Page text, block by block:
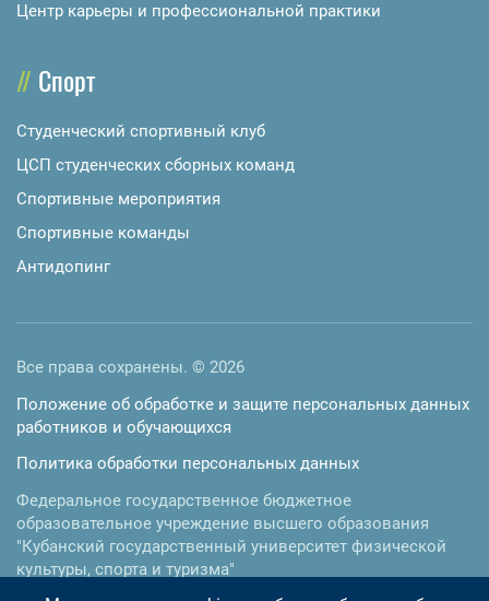
Центр карьеры и профессиональной практики
Спорт
Студенческий спортивный клуб
ЦСП студенческих сборных команд
Спортивные мероприятия
Спортивные команды
Антидопинг
Все права сохранены. © 2026
Положение об обработке и защите персональных данных
работников и обучающихся
Политика обработки персональных данных
Федеральное государственное бюджетное
образовательное учреждение высшего образования
"Кубанский государственный университет физической
культуры, спорта и туризма"